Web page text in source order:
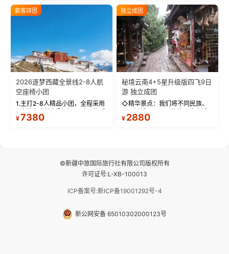
反根本不是事儿 ！ 【无人机航
拍】-雪山/圣湖/...
城堡寺院于一体的宏伟建筑，是
西藏最完整的古代...
散客拼团
2026逐梦西藏全景线2-8人航
空座椅小团
1.主打2-8人精品小团，全程采用
9座航空座椅车型（360度环抱式
座舱），提供VIP级别的舒适出行
¥7380
独立成团
秘境云南4+5星升级版四飞9日
游 独立成团
◇精华景点：我们将不同民族、
不同地域、不同风格的三座古城
—【大理古城、丽江古城、香格
¥ 2880
©新疆中旅国际旅行社有限公司版权所有
许可证号:L-XB-100013
ICP备案号:新ICP备19001292号-4
新公网安备 65010302000123号